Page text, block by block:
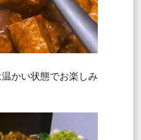
かい状態でお楽しみ